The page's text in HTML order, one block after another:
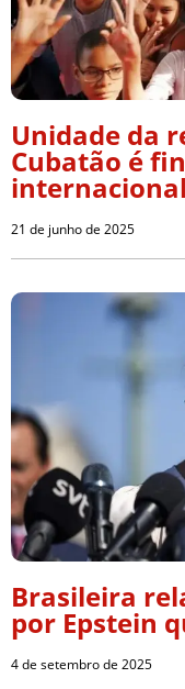
Unidade da
Cubatão é
internacional
21 de junho de 2025
Brasileira
por Epstein
4 de setembro de 2025